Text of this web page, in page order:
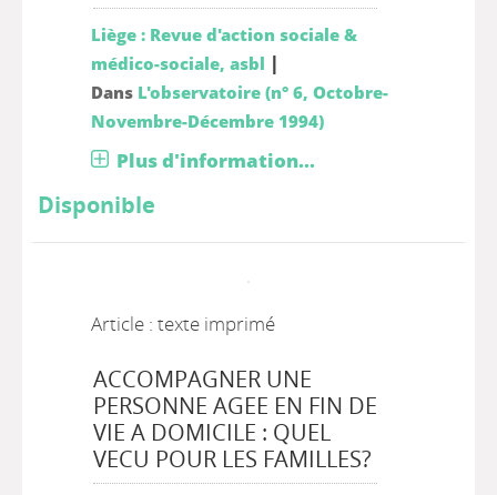
Liège : Revue d'action sociale &
médico-sociale, asbl |
Dans L'observatoire (n° 6, Octobre-
Novembre-Décembre 1994)
Plus d'information...
Disponible
Article : texte imprimé
ACCOMPAGNER UNE
PERSONNE AGEE EN FIN DE
VIE A DOMICILE : QUEL
VECU POUR LES FAMILLES?